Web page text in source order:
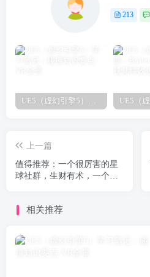
213
上一篇
值得推荐：一个很厉害的星
球社群，生财有术，一个谈
相关推荐